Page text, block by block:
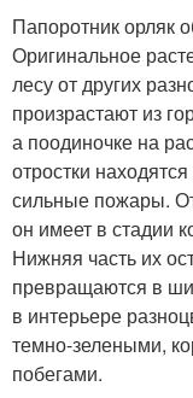
Папоротник орляк
Оригинальное
лесу от других
произрастают из
а поодиночке на
отростки
сильные пожары.
он имеет в стадии
Нижняя часть их
превращаются в
в интерьере
темно-зелеными,
побегами.